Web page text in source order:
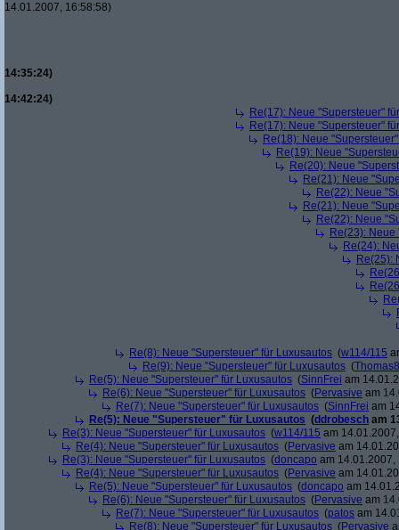
14.01.2007, 16:58:58)
14:35:24)
14:42:24)
Re(17): Neue "Supersteuer"
Re(17): Neue "Supersteuer"
Re(18): Neue
Re(19): Neue
Re(20): Neue
Re(21): Neue
Re(22): Neue
Re(21): Neue
Re(22): Neue
Re(23):
Re(24):
Re(25):
Re(8): Neue "Supersteuer" für Luxusautos (w114/115
Re(9): Neue "Supersteuer" für Luxusautos (
Re(5): Neue "Supersteuer" für Luxusautos (SinnFrei am
Re(6): Neue "Supersteuer" für Luxusautos (Pervasive am
Re(7): Neue "Supersteuer" für Luxusautos (SinnFrei am
Re(5): Neue "Supersteuer" für Luxusautos (ddrobesch am
Re(3): Neue "Supersteuer" für Luxusautos (w114/115 am
Re(4): Neue "Supersteuer" für Luxusautos (Pervasive am
Re(3): Neue "Supersteuer" für Luxusautos (doncapo am 14.01.2007,
Re(4): Neue "Supersteuer" für Luxusautos (Pervasive am
Re(5): Neue "Supersteuer" für Luxusautos (doncapo am
Re(6): Neue "Supersteuer" für Luxusautos (Pervasive am
Re(7): Neue "Supersteuer" für Luxusautos (patos am
Re(8): Neue "Supersteuer" für Luxusautos (Pervasive